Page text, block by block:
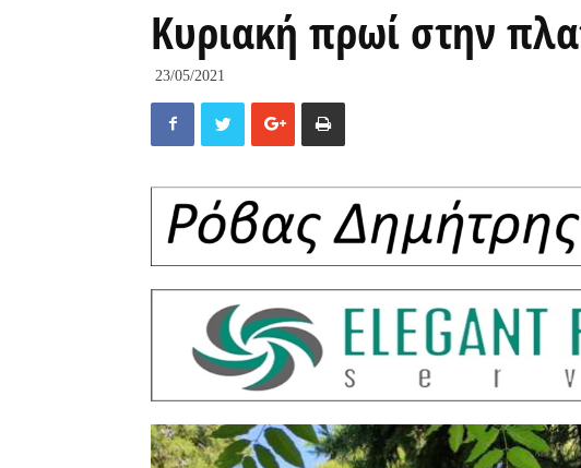
Κυριακή πρωί στην
23/05/2021